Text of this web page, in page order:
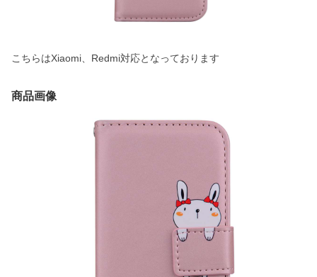
こちらはXiaomi、Redmi対応となっております
商品画像